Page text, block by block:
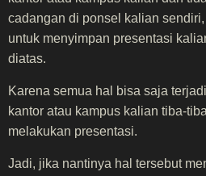
cadangan di ponsel kalian
untuk menyimpan presentasi
diatas.
Karena semua hal bisa saja
kantor atau kampus kalian tiba-
melakukan presentasi.
Jadi, jika nantinya hal tersebut